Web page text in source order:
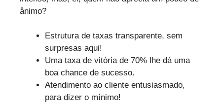
ânimo?
Estrutura de taxas transparente, sem
surpresas aqui!
Uma taxa de vitória de 70% lhe dá uma
boa chance de sucesso.
Atendimento ao cliente entusiasmado,
para dizer o mínimo!